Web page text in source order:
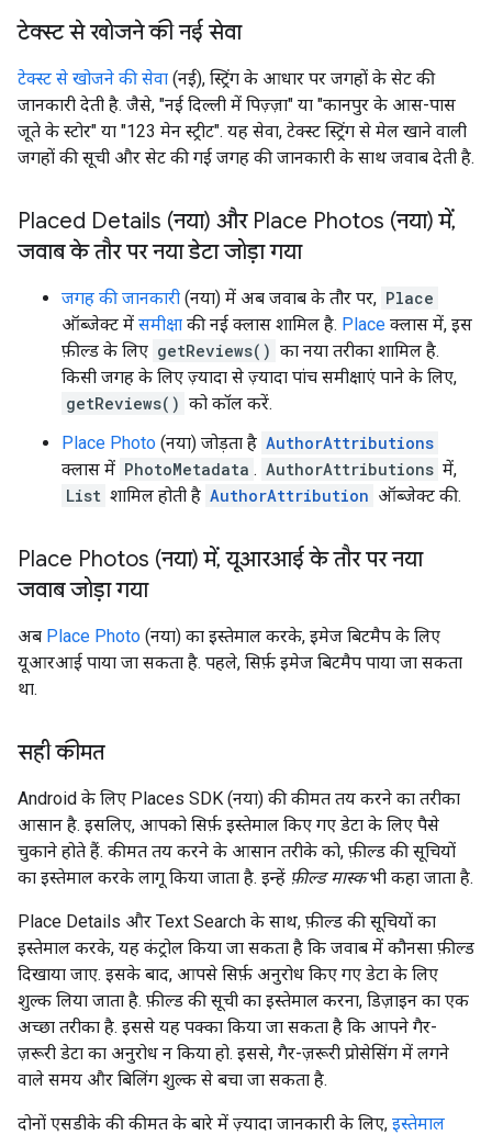
टेक्स्ट से खोजने की नई सेवा
टेक्स्ट से खोजने की सेवा (नई), स्ट्रिंग के आधार पर जगहों के सेट की
जानकारी देती है. जैसे, "नई दिल्ली में पिज़्ज़ा" या "कानपुर के आस-पास
जूते के स्टोर" या "123 मेन स्ट्रीट". यह सेवा, टेक्स्ट स्ट्रिंग से मेल खाने वाली
जगहों की सूची और सेट की गई जगह की जानकारी के साथ जवाब देती है.
Placed Details (नया) और Place Photos (नया) में,
जवाब के तौर पर नया डेटा जोड़ा गया
जगह की जानकारी (नया) में अब जवाब के तौर पर, Place
ऑब्जेक्ट में समीक्षा की नई क्लास शामिल है. Place क्लास में, इस
फ़ील्ड के लिए getReviews() का नया तरीका शामिल है.
किसी जगह के लिए ज़्यादा से ज़्यादा पांच समीक्षाएं पाने के लिए,
getReviews() को कॉल करें.
Place Photo (नया) जोड़ता है AuthorAttributions
क्लास में PhotoMetadata . AuthorAttributions में,
List शामिल होती है AuthorAttribution ऑब्जेक्ट की.
Place Photos (नया) में, यूआरआई के तौर पर नया
जवाब जोड़ा गया
अब Place Photo (नया) का इस्तेमाल करके, इमेज बिटमैप के लिए
यूआरआई पाया जा सकता है. पहले, सिर्फ़ इमेज बिटमैप पाया जा सकता
था.
सही कीमत
Android के लिए Places SDK (नया) की कीमत तय करने का तरीका
आसान है. इसलिए, आपको सिर्फ़ इस्तेमाल किए गए डेटा के लिए पैसे
चुकाने होते हैं. कीमत तय करने के आसान तरीके को, फ़ील्ड की सूचियों
का इस्तेमाल करके लागू किया जाता है. इन्हें फ़ील्ड मास्कभी कहा जाता है.
Place Details और Text Search के साथ, फ़ील्ड की सूचियों का
इस्तेमाल करके, यह कंट्रोल किया जा सकता है कि जवाब में कौनसा फ़ील्ड
दिखाया जाए. इसके बाद, आपसे सिर्फ़ अनुरोध किए गए डेटा के लिए
शुल्क लिया जाता है. फ़ील्ड की सूची का इस्तेमाल करना, डिज़ाइन का एक
अच्छा तरीका है. इससे यह पक्का किया जा सकता है कि आपने गैर-
ज़रूरी डेटा का अनुरोध न किया हो. इससे, गैर-ज़रूरी प्रोसेसिंग में लगने
वाले समय और बिलिंग शुल्क से बचा जा सकता है.
दोनों एसडीके की कीमत के बारे में ज़्यादा जानकारी के लिए, इस्तेमाल